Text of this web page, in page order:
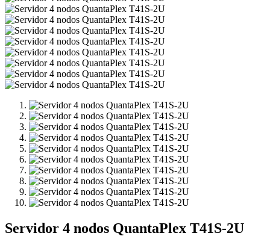
Servidor 4 nodos QuantaPlex T41S-2U